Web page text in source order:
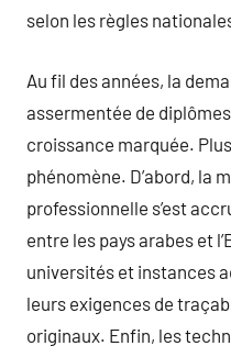
selon les règles
Au fil des années, la
assermentée de
croissance marquée.
phénomène. D’abord, la
professionnelle s’est
entre les pays arabes et
universités et instances
leurs exigences de
originaux. Enfin, les